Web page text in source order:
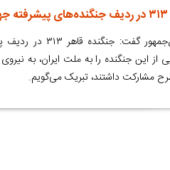
رئیس‌جمهور
از این جنگنده را به ملت ایران، به
مشارکت داشتند، تبریک می‌گویم.